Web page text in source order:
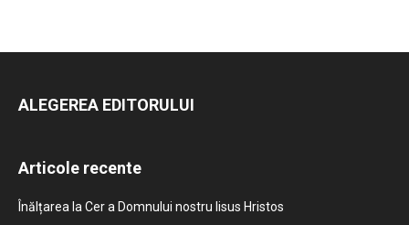
ALEGEREA EDITORULUI
Articole recente
Înălțarea la Cer a Domnului nostru Iisus Hristos